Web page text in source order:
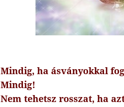
Mindig, ha ásványokkal
Mindig!
Nem tehetsz rosszat, ha